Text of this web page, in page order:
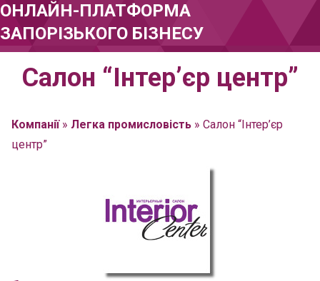
ОНЛАЙН-ПЛАТФОРМА
ЗАПОРІЗЬКОГО БІЗНЕСУ
Салон “Інтер’єр центр”
Компанії» Легка промисловість » Салон “Інтер’єр
центр”